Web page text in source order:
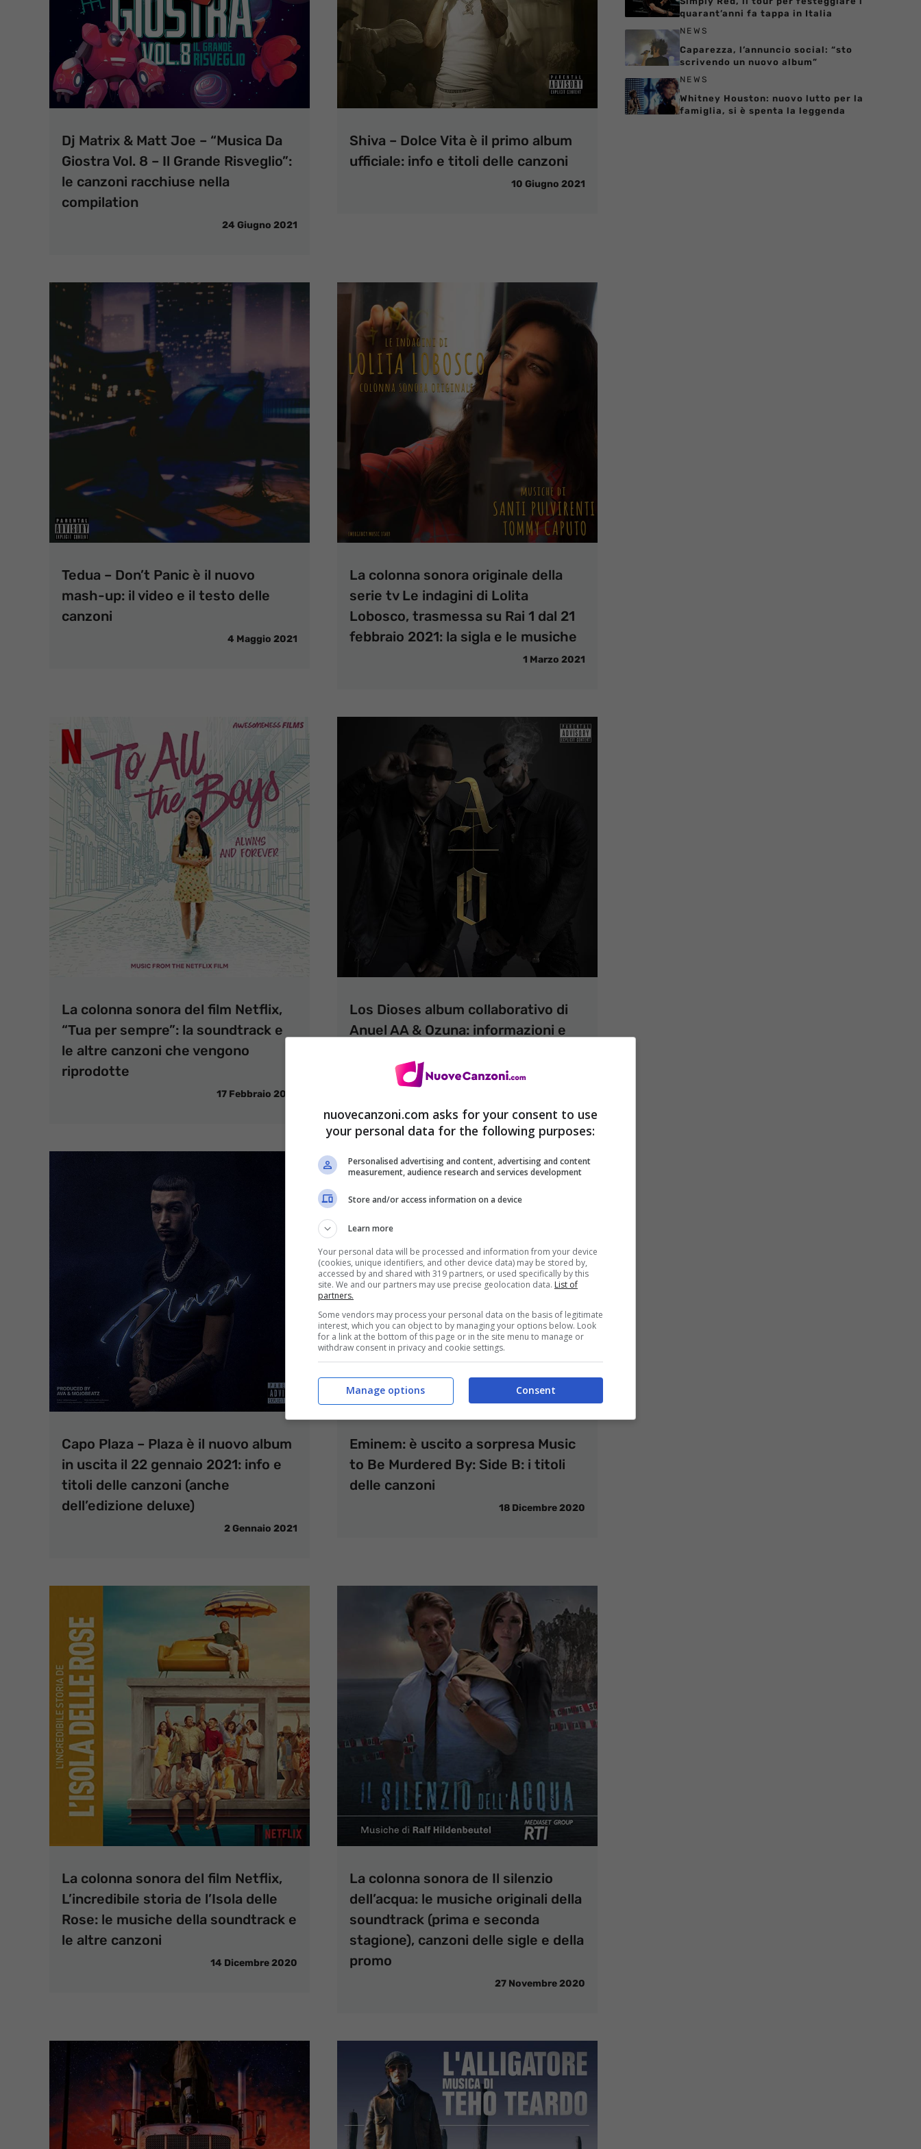
Dj Matrix & Matt Joe – “Musica Da
Giostra Vol. 8 – Il Grande Risveglio”:
le canzoni racchiuse nella
compilation
24 Giugno 2021
Shiva – Dolce Vita è il primo album
ufficiale: info e titoli delle canzoni
10 Giugno 2021
Tedua – Don’t Panic è il nuovo
mash-up: il video e il testo delle
canzoni
4 Maggio 2021
La colonna sonora originale della
serie tv Le indagini di Lolita
Lobosco, trasmessa su Rai 1 dal 21
febbraio 2021: la sigla e le musiche
1 Marzo 2021
La colonna sonora del film Netflix,
“Tua per sempre”: la soundtrack e
le altre canzoni che vengono
riprodotte
17 Febbraio 2021
Los Dioses album collaborativo di
Anuel AA & Ozuna: informazioni e
21 Gennaio 2021
Capo Plaza – Plaza è il nuovo album
in uscita il 22 gennaio 2021: info e
titoli delle canzoni (anche
dell’edizione deluxe)
2 Gennaio 2021
Eminem: è uscito a sorpresa Music
to Be Murdered By: Side B: i titoli
delle canzoni
18 Dicembre 2020
La colonna sonora del film Netflix,
L’incredibile storia de l’Isola delle
Rose: le musiche della soundtrack e
le altre canzoni
14 Dicembre 2020
La colonna sonora de Il silenzio
dell’acqua: le musiche originali della
soundtrack (prima e seconda
stagione), canzoni delle sigle e della
promo
27 Novembre 2020
quarant’anni fa tappa in Italia
NEWS
Caparezza, l’annuncio social: “sto
scrivendo un nuovo album”
NEWS
Whitney Houston: nuovo lutto per la
famiglia, si è spenta la leggenda
nuovecanzoni.com asks for your consent to use
your personal data for the following purposes:
Personalised advertising and content, advertising and content
measurement, audience research and services development
Store and/or access information on a device
Learn more
Your personal data will be processed and information from your device
(cookies, unique identifiers, and other device data) may be stored by,
accessed by and shared with 319 partners, or used specifically by this
site. We and our partners may use precise geolocation data. List of
partners.
Some vendors may process your personal data on the basis of legitimate
interest, which you can object to by managing your options below. Look
for a link at the bottom of this page or in the site menu to manage or
withdraw consent in privacy and cookie settings.
Consent
Manage options